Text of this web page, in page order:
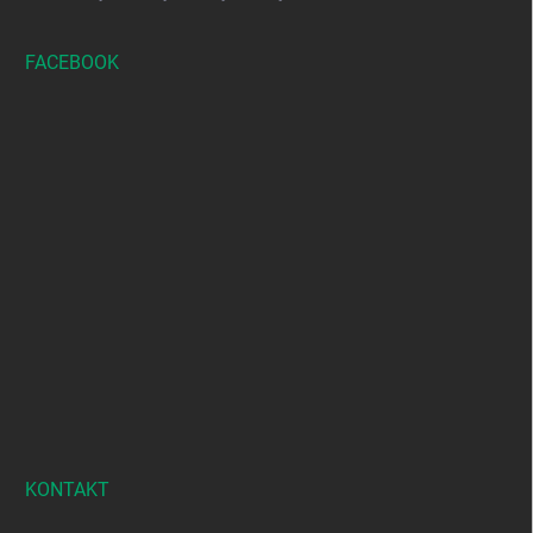
FACEBOOK
KONTAKT